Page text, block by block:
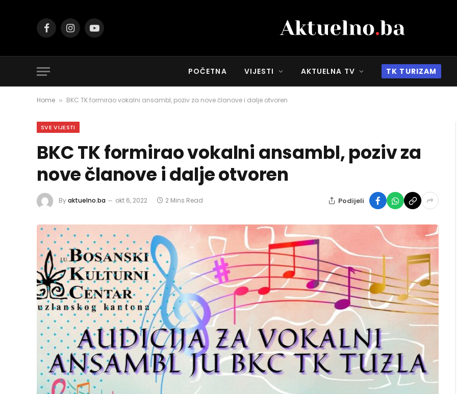
FacebookInstagramYouTube
POČETNA VIJESTI AKTUELNA TV TK TURIZAM
Home » BKC TK formirao vokalni ansambl, poziv za nove članove i dalje otvoren
SVE VIJESTI
BKC TK formirao vokalni ansambl, poziv za
nove članove i dalje otvoren
Byaktuelno.ba okt 6, 2022 2 Mins Read Podijeli